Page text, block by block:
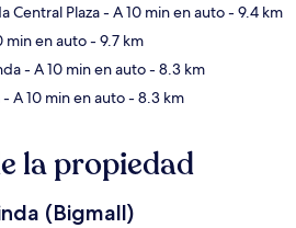
Central Plaza- A 10 min en auto- 9.4 km
min en auto- 9.7 km
- A 10 min en auto- 8.3 km
- A 10 min en auto- 8.3 km
la propiedad
(Bigmall)